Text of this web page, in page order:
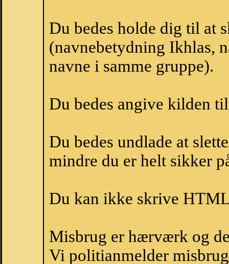
Du bedes holde dig til at
(navnebetydning Ikhlas,
navne i samme gruppe).
Du bedes angive kilden
Du bedes undlade at
mindre du er helt sikker
Du kan ikke skrive
Misbrug er hærværk og
Vi politianmelder